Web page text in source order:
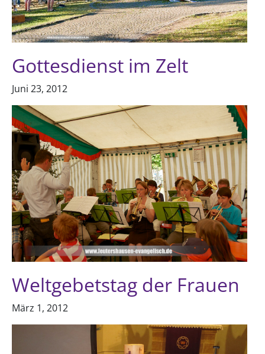
Gottesdienst im Zelt
Juni 23, 2012
Weltgebetstag der Frauen
März 1, 2012